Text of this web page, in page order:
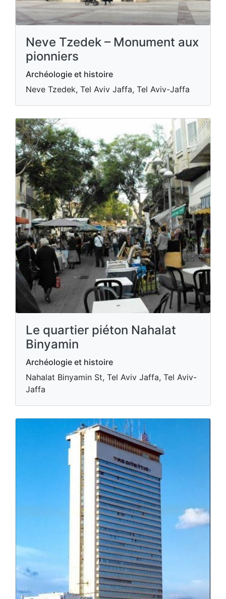
Neve Tzedek – Monument aux
pionniers
Archéologie et histoire
Neve Tzedek, Tel Aviv Jaffa, Tel Aviv-Jaffa
Le quartier piéton Nahalat
Binyamin
Archéologie et histoire
Nahalat Binyamin St, Tel Aviv Jaffa, Tel Aviv-
Jaffa